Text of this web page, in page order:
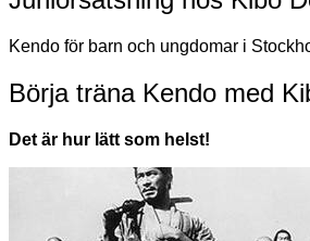
Kendo för barn och ungdomar i
Börja träna Kendo med
Det är hur lätt som helst!